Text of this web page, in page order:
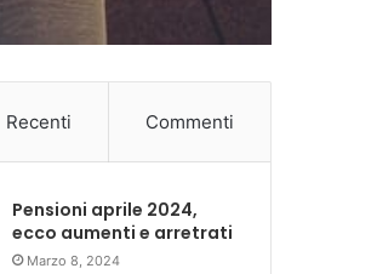
Recenti Commenti
Pensioni aprile 2024,
ecco aumenti e arretrati
Marzo 8, 2024